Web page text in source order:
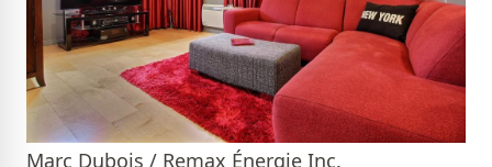
Marc Dubois / Remax Énergie Inc.